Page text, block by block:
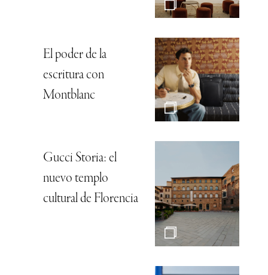
El poder de la
escritura con
Montblanc
Gucci Storia: el
nuevo templo
cultural de Florencia